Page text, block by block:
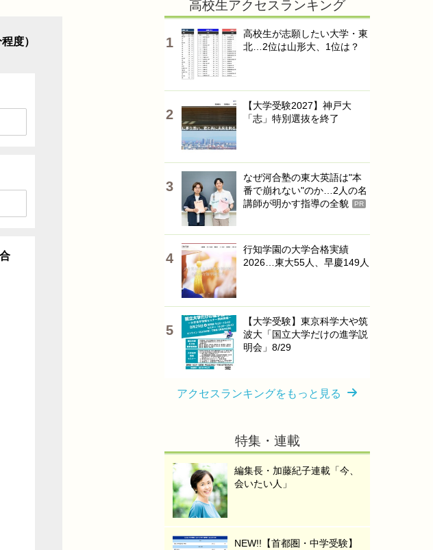
度）
高校生アクセスランキング
高校生が志願したい大学・東
北…2位は山形大、1位は？
【大学受験2027】神戸大
「志」特別選抜を終了
なぜ河合塾の東大英語は"本
番で崩れない"のか…2人の名
講師が明かす指導の全貌
PR
行知学園の大学合格実績
2026…東大55人、早慶149人
【大学受験】東京科学大や筑
波大「国立大学だけの進学説
明会」8/29
アクセスランキングをもっと見る
特集・連載
編集長・加藤紀子連載「今、
会いたい人」
NEW!!【首都圏・中学受験】